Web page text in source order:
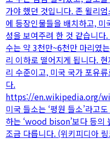
가야 했던 것입니다. 존 윌리
에 등장인물들을 배치하고,
성을 보여주려 한 것 같습니
수는 약 3천만~6천만 마리였
리 이하로 떨어지게 됩니다.
리 수준이고, 미국 국가 포유
다.
https://en.wikipedia.org/
미국 들소는 ‘평원 들소’라고
하는 ‘wood bison’보다 등의
조금 다릅니다. (위키피디아